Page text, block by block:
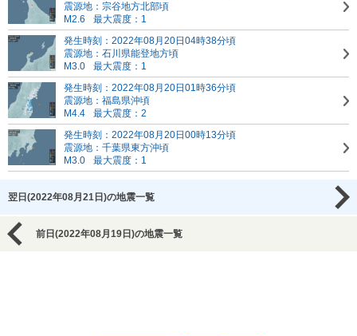
震源地：宗谷地方北部頃
M2.6
最大震度：1
発生時刻：2022年08月20日04時38分頃
震源地：石川県能登地方頃
M3.0
最大震度：1
発生時刻：2022年08月20日01時36分頃
震源地：福島県沖頃
M4.4
最大震度：2
発生時刻：2022年08月20日00時13分頃
震源地：千葉県東方沖頃
M3.0
最大震度：1
翌日(2022年08月21日)の地震一覧
前日(2022年08月19日)の地震一覧